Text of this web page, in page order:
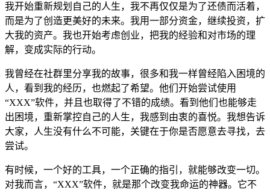
我开始重新规划自己的人生，我不再仅仅是为了还债而活着，
而是为了创造更美好的未来。我用一部分资金，继续投资，扩
大我的资产。我也开始考虑创业，把我的经验和对市场的理
解，变成实际的行动。
我曾经在社群里分享我的故事，很多和我一样曾经陷入困境的
人，看到我的经历，也燃起了希望。他们开始尝试使用
“XXX”软件，并且也取得了不错的成绩。看到他们也能够走
出困境，重新掌控自己的人生，我感到由衷的喜悦。我想告诉
大家，人生没有什么不可能，关键在于你是否愿意去寻找，去
尝试。
有时候，一个好的工具，一个正确的指引，就能够改变一切。
对我而言，“XXX”软件，就是那个改变我命运的神器。它不